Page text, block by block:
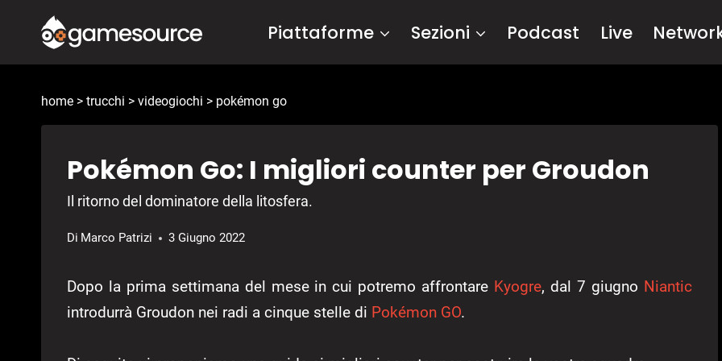
contenuto
Piattaforme Sezioni Podcast Live
home > trucchi > videogiochi > pokémon go
Pokémon Go: I migliori counter per Groudon
Il ritorno del dominatore della litosfera.
Di Marco Patrizi 3 Giugno 2022
Dopo la prima settimana del mese in cui potremo affrontare Kyogre, dal 7 giugno Niantic
introdurrà Groudon nei radi a cinque stelle di Pokémon GO.